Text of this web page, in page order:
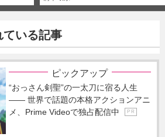
ている記事
ピックアップ
“おっさん剣聖”の一太刀に宿る人生
―― 世界で話題の本格アクションアニ
メ、Prime Videoで独占配信中
P R